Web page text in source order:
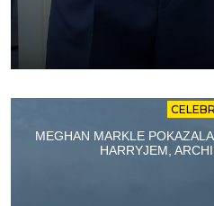
MEGHAN MARKLE
HARRYJEM,